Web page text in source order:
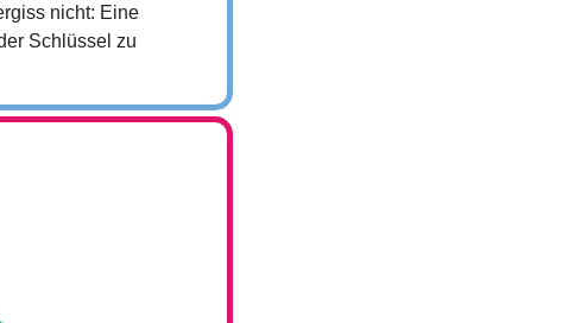
nicht: Eine
Schlüssel zu